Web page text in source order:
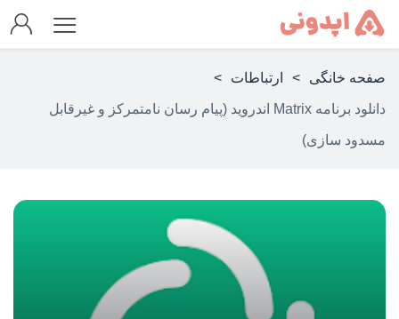
صفحه خانگی > ارتباطات >
دانلود برنامه Matrix اندروید (پیام رسان نامتمرکز و غیرقابل
مسدود سازی)